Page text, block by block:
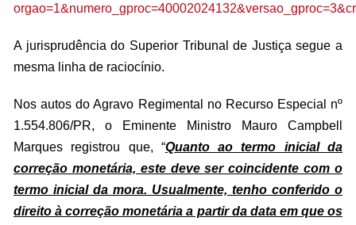
A jurisprudência do Superior Tribunal de Justiça segue a
mesma linha de raciocínio.
Nos autos do Agravo Regimental no Recurso Especial nº
1.554.806/PR, o Eminente Ministro Mauro Campbell
Marques registrou que, “Quanto ao termo inicial da
correção monetária, este deve ser coincidente com o
termo inicial da mora. Usualmente, tenho conferido o
direito à correção monetária a partir da data em que os